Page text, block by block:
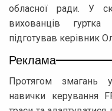
обласної ради. У
вихованців
підготував керівник
Реклама
Протягом змагань
навички керування